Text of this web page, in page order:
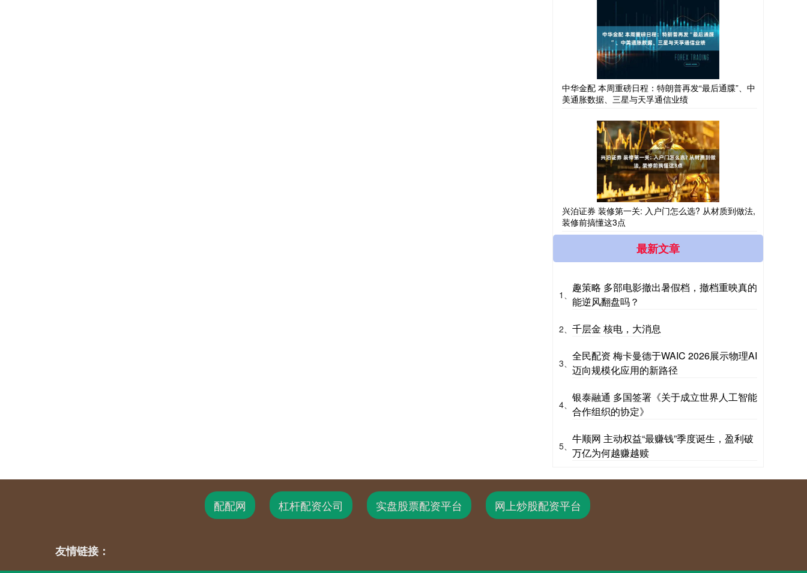
中华金配 本周重磅日程：特朗普再发“最后通牒”、中
美通胀数据、三星与天孚通信业绩
兴泊证券 装修第一关: 入户门怎么选? 从材质到做法,
装修前搞懂这3点
最新文章
1、
趣策略 多部电影撤出暑假档，撤档重映真的
能逆风翻盘吗？
2、 千层金 核电，大消息
3、
全民配资 梅卡曼德于WAIC 2026展示物理AI
迈向规模化应用的新路径
4、
银泰融通 多国签署《关于成立世界人工智能
合作组织的协定》
5、
牛顺网 主动权益“最赚钱”季度诞生，盈利破
万亿为何越赚越赎
配配网 杠杆配资公司 实盘股票配资平台 网上炒股配资平台
友情链接：